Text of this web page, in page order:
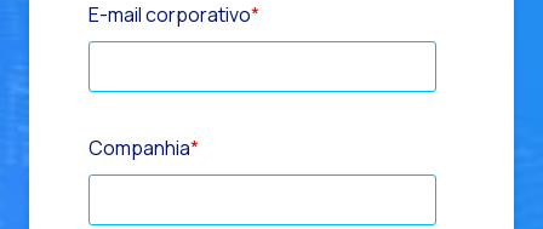
E-mail corporativo*
Companhia*